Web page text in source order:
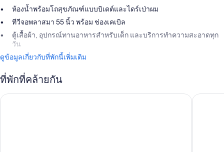
ห้องน้ำพร้อมโถสุขภัณฑ์แบบบิเดต์และไดร์เป่าผม
ทีวีจอพลาสมา 55 นิ้ว พร้อม ช่องเคเบิล
ตู้เสื้อผ้า, อุปกรณ์ทานอาหารสำหรับเด็ก และบริการทำความสะอาดทุก
วัน
ดูข้อมูลเกี่ยวกับที่พักนี้เพิ่มเติม
ที่พักที่คล้ายกัน
โรงแรมลอตเต้ โซล เดอะชิล